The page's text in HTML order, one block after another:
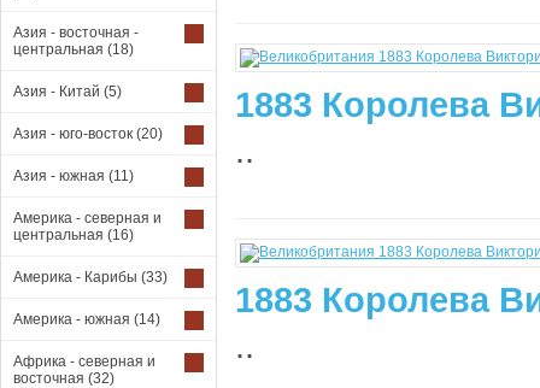
Азия - восточная -
центральная (18)
Азия - Китай (5)
Азия - юго-восток (20)
Азия - южная (11)
Америка - северная и
центральная (16)
Америка - Карибы (33)
Америка - южная (14)
Африка - северная и
восточная (32)
1883 Королева
..
1883 Королева
..